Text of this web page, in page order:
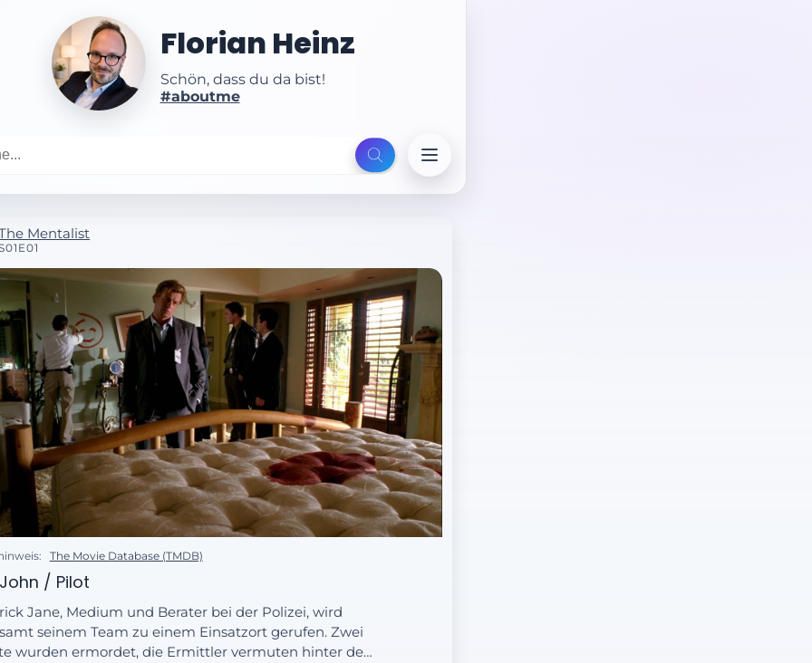
Florian Heinz
Schön, dass du da bist!
#aboutme
Mentalist
The Movie Database (TMDB)
/ Pilot
Jane, Medium und Berater bei der Polizei, wird
seinem Team zu einem Einsatzort gerufen. Zwei
wurden ermordet, die Ermittler vermuten hinter dem